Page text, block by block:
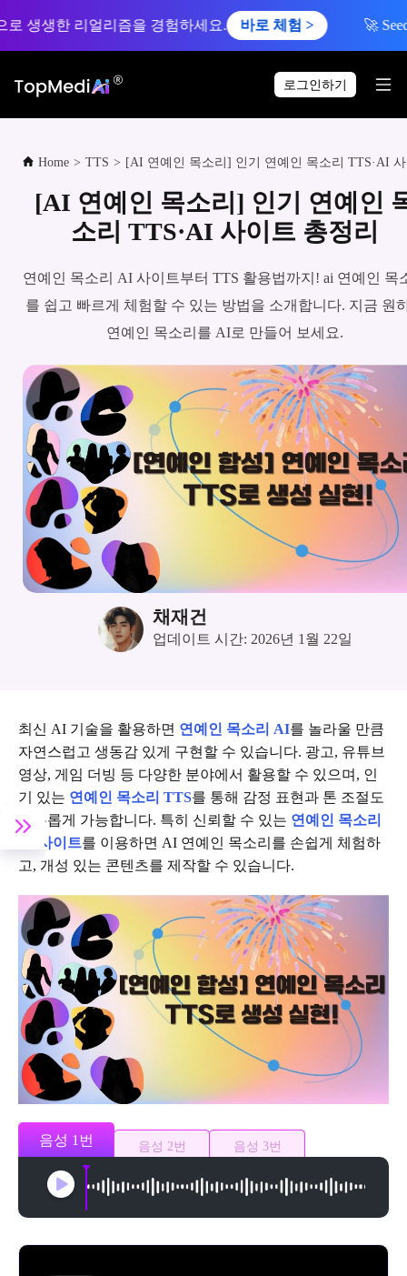
리얼리즘을 경험하세요. 바로 체험 > 🚀 Seedance
로그인하기
Home > TTS > [AI 연예인 목소리] 인기 연예인 목소리 TTS·AI 사이트 총정리
[AI 연예인 목소리] 인기 연예인
소리 TTS·AI 사이트 총정리
연예인 목소리 AI 사이트부터 TTS 활용법까지! ai 연예인 목
를 쉽고 빠르게 체험할 수 있는 방법을 소개합니다. 지금 원
연예인 목소리를 AI로 만들어 보세요.
채재건
업데이트 시간: 2026년 1월 22일
최신 AI 기술을 활용하면 연예인 목소리 AI를 놀라울 만큼
자연스럽고 생동감 있게 구현할 수 있습니다. 광고, 유튜브
영상, 게임 더빙 등 다양한 분야에서 활용할 수 있으며, 인
기 있는 연예인 목소리 TTS를 통해 감정 표현과 톤 조절도
자유롭게 가능합니다. 특히 신뢰할 수 있는 연예인 목소리
AI 사이트를 이용하면 AI 연예인 목소리를 손쉽게 체험하
고, 개성 있는 콘텐츠를 제작할 수 있습니다.
음성 1번 음성 2번 음성 3번